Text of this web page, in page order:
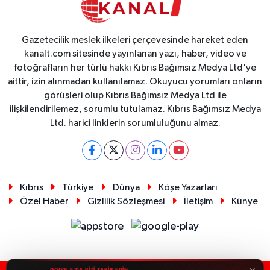
Gazetecilik meslek ilkeleri çerçevesinde hareket eden
kanalt.com sitesinde yayınlanan yazı, haber, video ve
fotoğrafların her türlü hakkı Kıbrıs Bağımsız Medya Ltd'ye
aittir, izin alınmadan kullanılamaz. Okuyucu yorumları onların
görüşleri olup Kıbrıs Bağımsız Medya Ltd ile
ilişkilendirilemez, sorumlu tutulamaz. Kıbrıs Bağımsız Medya
Ltd. harici linklerin sorumluluğunu almaz.
Kıbrıs Türkiye Dünya
Köşe Yazarları
Özel Haber
Gizlilik Sözleşmesi İletişim Künye